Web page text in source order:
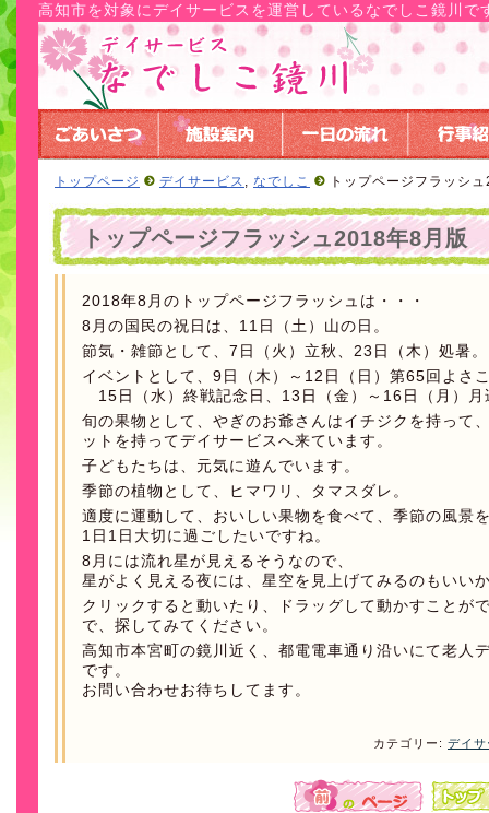
高知市を対象にデイサービスを運営しているなでしこ鏡川で
トップページ デイサービス , なでしこ トップページフラッシ
トップページフラッシュ2018年8月版
2018年8月のトップページフラッシュは・・・
8月の国民の祝日は、11日（土）山の日。
節気・雑節として、7日（火）立秋、23日（木）処暑。
イベントとして、9日（木）～12日（日）第65回よさ
15日（水）終戦記念日、13日（金）～16日（月）月
旬の果物として、やぎのお爺さんはイチジクを持って
ットを持ってデイサービスへ来ています。
子どもたちは、元気に遊んでいます。
季節の植物として、ヒマワリ、タマスダレ。
適度に運動して、おいしい果物を食べて、季節の風景
1日1日大切に過ごしたいですね。
8月には流れ星が見えるそうなので、
星がよく見える夜には、星空を見上げてみるのもいい
クリックすると動いたり、ドラッグして動かすことが
で、探してみてください。
高知市本宮町の鏡川近く、都電電車通り沿いにて老人
です。
お問い合わせお待ちしてます。
カテゴリー: デイ